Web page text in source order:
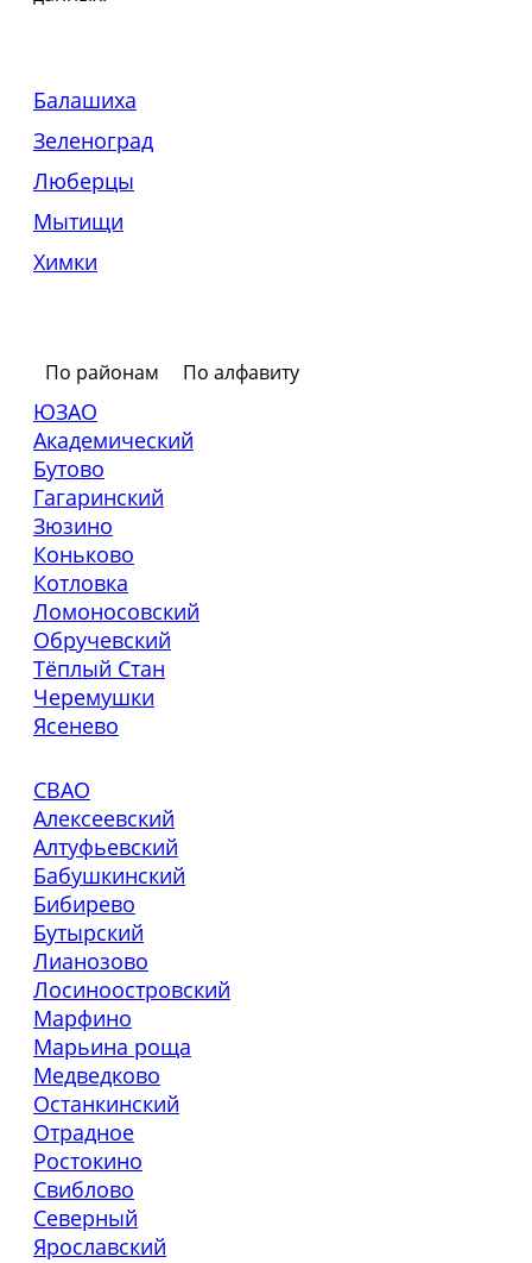
Балашиха
Зеленоград
Люберцы
Мытищи
Химки
По районам По алфавиту
ЮЗАО
Академический
Бутово
Гагаринский
Зюзино
Коньково
Котловка
Ломоносовский
Обручевский
Тёплый Стан
Черемушки
Ясенево
СВАО
Алексеевский
Алтуфьевский
Бабушкинский
Бибирево
Бутырский
Лианозово
Лосиноостровский
Марфино
Марьина роща
Медведково
Останкинский
Отрадное
Ростокино
Свиблово
Северный
Ярославский